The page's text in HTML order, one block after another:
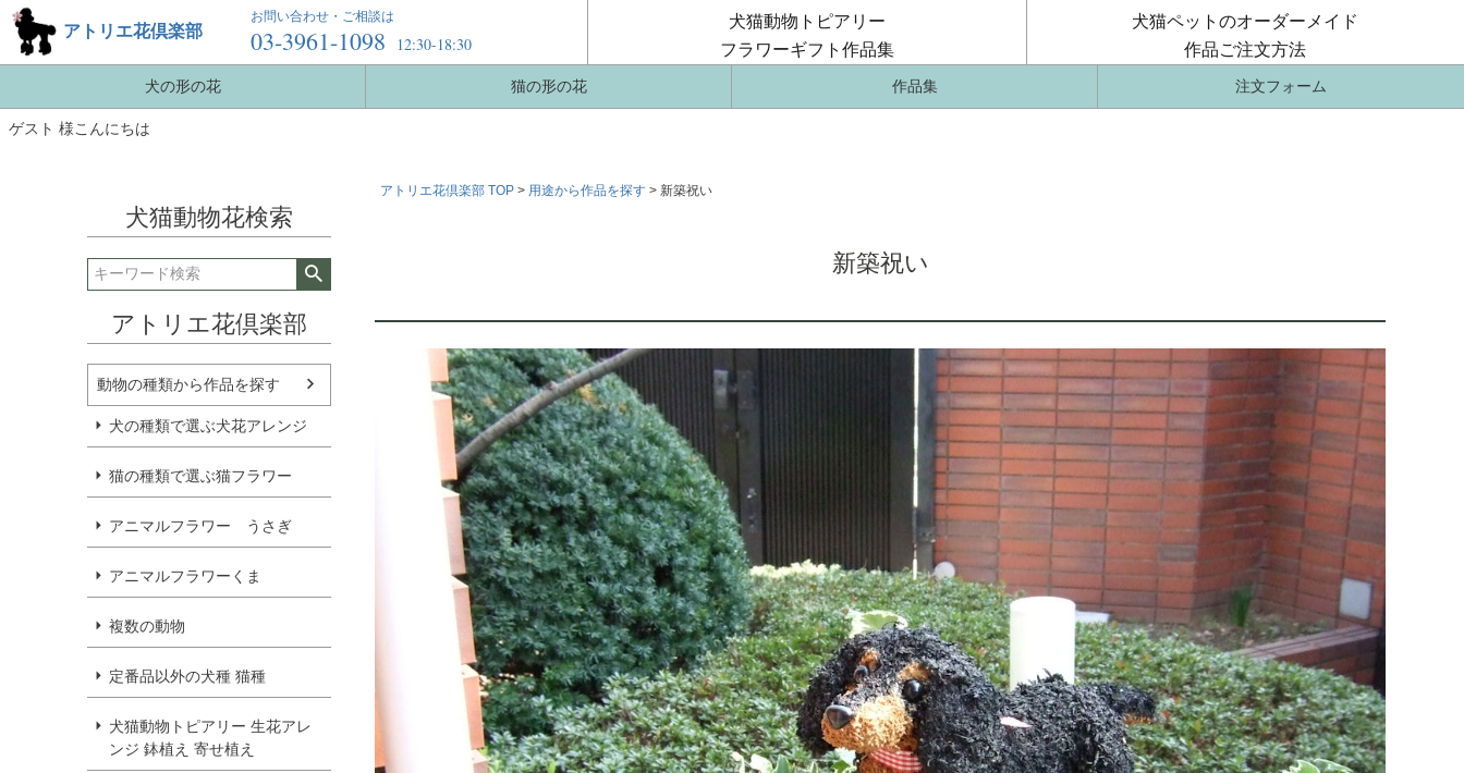
犬の形の花 猫の形の花 作品集 注文フォーム
アトリエ花倶楽部
お問い合わせ・ご相談は
03-3961-1098 12:30-18:30
犬猫ペットのオーダーメイド
作品ご注文方法
犬猫動物トピアリー
フラワーギフト作品集
ゲスト 様こんにちは
犬猫動物花検索
アトリエ花倶楽部
動物の種類から作品を探す
犬の種類で選ぶ犬花アレンジ
猫の種類で選ぶ猫フラワー
アニマルフラワー うさぎ
アニマルフラワーくま
複数の動物
定番品以外の犬種 猫種
犬猫動物トピアリー 生花アレ
ンジ 鉢植え 寄せ植え
アトリエ花倶楽部 TOP 用途から作品を探す 新築祝い
新築祝い